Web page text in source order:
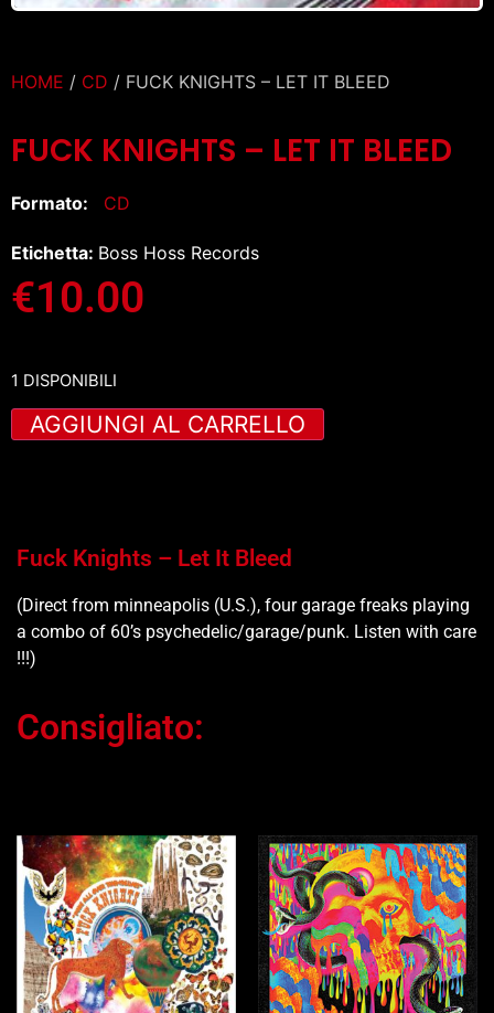
HOME / CD / FUCK KNIGHTS – LET IT BLEED
FUCK KNIGHTS – LET IT BLEED
Formato: CD
Etichetta: Boss Hoss Records
€10.00
1 DISPONIBILI
AGGIUNGI AL CARRELLO
Fuck Knights – Let It Bleed
(Direct from minneapolis (U.S.), four garage freaks playing
a combo of 60’s psychedelic/garage/punk. Listen with care
!!!)
Consigliato: